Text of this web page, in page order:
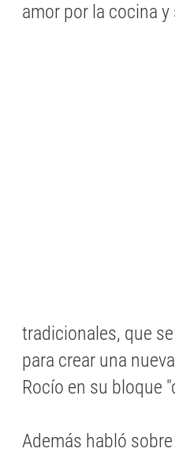
amor por la cocina
tradicionales, que
para crear una
Rocío en su bloque
Además habló